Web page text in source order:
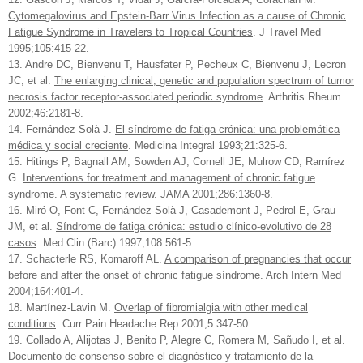
Cytomegalovirus and Epstein-Barr Virus Infection as a cause of Chronic
Fatigue Syndrome in Travelers to Tropical Countries . J Travel Med
1995;105:415-22.
13. Andre DC, Bienvenu T, Hausfater P, Pecheux C, Bienvenu J, Lecron
JC, et al. The enlarging clinical, genetic and population spectrum of tumor
necrosis factor receptor-associated periodic syndrome . Arthritis Rheum
2002;46:2181-8.
14. Fernández-Solà J. El síndrome de fatiga crónica: una problemática
médica y social creciente . Medicina Integral 1993;21:325-6.
15. Hitings P, Bagnall AM, Sowden AJ, Cornell JE, Mulrow CD, Ramírez
G. Interventions for treatment and management of chronic fatigue
syndrome. A systematic review. JAMA 2001;286:1360-8.
16. Miró O, Font C, Fernández-Solà J, Casademont J, Pedrol E, Grau
JM, et al. Síndrome de fatiga crónica: estudio clínico-evolutivo de 28
casos . Med Clin (Barc) 1997;108:561-5.
17. Schacterle RS, Komaroff AL. A comparison of pregnancies that occur
before and after the onset of chronic fatigue síndrome . Arch Intern Med
2004;164:401-4.
18. Martínez-Lavin M. Overlap of fibromialgia with other medical
conditions . Curr Pain Headache Rep 2001;5:347-50.
19. Collado A, Alijotas J, Benito P, Alegre C, Romera M, Sañudo I, et al.
Documento de consenso sobre el diagnóstico y tratamiento de la